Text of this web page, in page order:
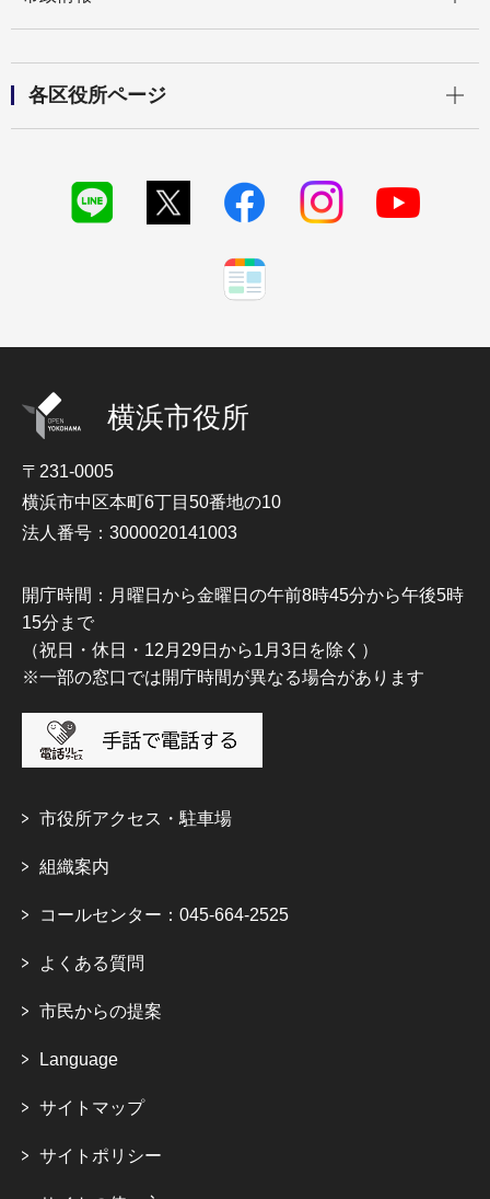
各区役所ページ
横浜市役所
〒231-0005
横浜市中区本町6丁目50番地の10
法人番号：3000020141003
開庁時間：月曜日から金曜日の午前8時45分から午後5時
15分まで
（祝日・休日・12月29日から1月3日を除く）
※一部の窓口では開庁時間が異なる場合があります
市役所アクセス・駐車場
組織案内
コールセンター：045-664-2525
よくある質問
市民からの提案
Language
サイトマップ
サイトポリシー